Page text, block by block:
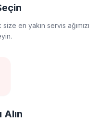
en yakın servis ağımızı
Alın